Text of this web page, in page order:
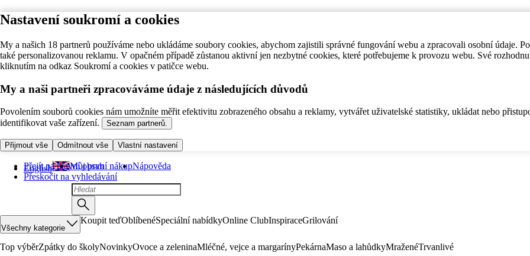
Nastavení soukromí a cookies
My a našich 18 partnerů používáme nebo ukládáme soubory cookies, abychom zajistili správné fungování webu a zpracovali osobní údaje.
také personalizovanou reklamu. V opačném případě zůstanou aktivní jen nezbytné cookies, které potřebujeme k provozu webu. Své
kliknutím na odkaz Soukromí a cookies v patičce webu.
My a naši partneři zpracováváme údaje z následujících důvodů
Povolením souborů cookies nám umožníte měřit efektivitu zobrazeného obsahu a reklamy, vytvářet uživatelské statistiky, ukládat nebo
identifikovat vaše zařízení.
Seznam partnerů.
Přijmout vše Odmítnout vše Vlastní nastavení
Přejít na hlavní obsah
Přeskočit na vyhledávání
English Můj první nákupNápověda
Všechny kategorie
Koupit teďOblíbenéSpeciální nabídkyOnline ClubInspiraceGrilování
Top výběrZpátky do školyNovinkyOvoce a zeleninaMléčné, vejce a margarínyPekárnaMaso a lahůdkyMraženéTrvanlivé